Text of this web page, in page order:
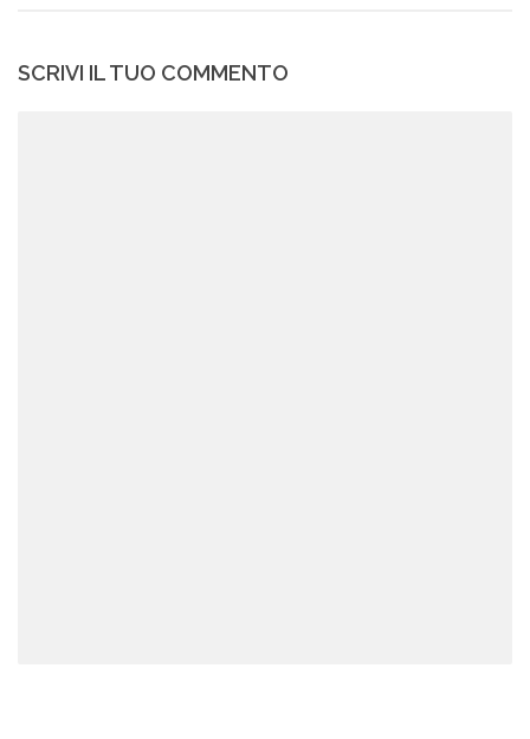
SCRIVI IL TUO COMMENTO